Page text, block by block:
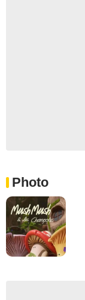
Photo